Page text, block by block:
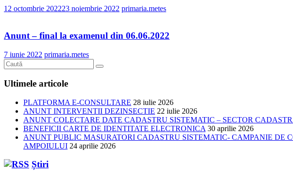
12 octombrie 202223 noiembrie 2022 primaria.metes
Anunt – final la examenul din 06.06.2022
7 iunie 2022 primaria.metes
Ultimele articole
PLATFORMA E-CONSULTARE 28 iulie 2026
ANUNT INTERVENTII DEZINSECTIE 22 iulie 2026
ANUNT COLECTARE DATE CADASTRU SISTEMATIC – SECTOR
BENEFICII CARTE DE IDENTITATE ELECTRONICA 30 aprilie 2026
ANUNT PUBLIC MASURATORI CADASTRU SISTEMATIC- CAMPANIE DE
AMPOIULUI 24 aprilie 2026
Știri